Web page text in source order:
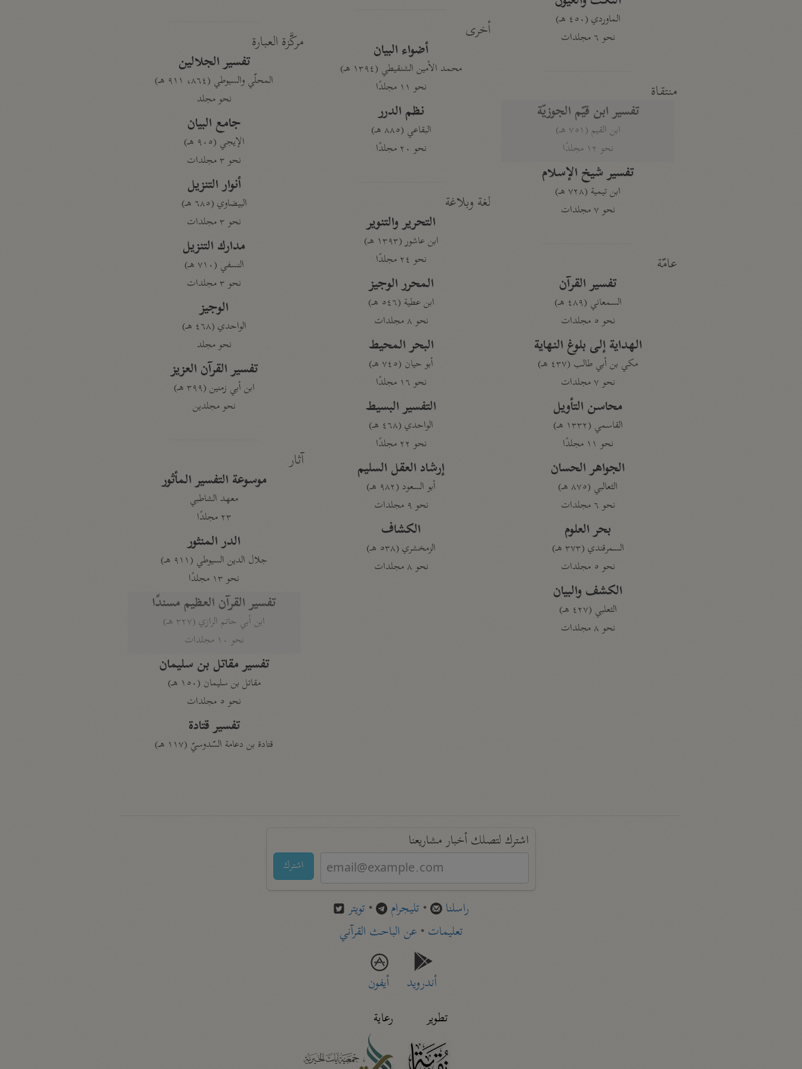
الماوردي (٤٥٠ هـ)
نحو ٦ مجلدات
منتقاة
تفسير ابن قيّم الجوزيّة
ابن القيم (٧٥١ هـ)
نحو ١٢ مجلدًا
تفسير شيخ الإسلام
ابن تيمية (٧٢٨ هـ)
نحو ٧ مجلدات
عامّة
تفسير القرآن
السمعاني (٤٨٩ هـ)
نحو ٥ مجلدات
الهداية إلى بلوغ النهاية
مكي بن أبي طالب (٤٣٧ هـ)
نحو ٧ مجلدات
محاسن التأويل
القاسمي (١٣٣٢ هـ)
نحو ١١ مجلدًا
الجواهر الحسان
الثعالبي (٨٧٥ هـ)
نحو ٦ مجلدات
بحر العلوم
السمرقندي (٣٧٣ هـ)
نحو ٥ مجلدات
الكشف والبيان
الثعلبي (٤٢٧ هـ)
نحو ٨ مجلدات
أخرى
أضواء البيان
محمد الأمين الشنقيطي (١٣٩٤ هـ)
نحو ١١ مجلدًا
نظم الدرر
البقاعي (٨٨٥ هـ)
نحو ٢٠ مجلدًا
لغة وبلاغة
التحرير والتنوير
ابن عاشور (١٣٩٣ هـ)
نحو ٢٤ مجلدًا
المحرر الوجيز
ابن عطية (٥٤٦ هـ)
نحو ٨ مجلدات
البحر المحيط
أبو حيان (٧٤٥ هـ)
نحو ١٦ مجلدًا
التفسير البسيط
الواحدي (٤٦٨ هـ)
نحو ٢٢ مجلدًا
إرشاد العقل السليم
أبو السعود (٩٨٢ هـ)
نحو ٩ مجلدات
الكشاف
الزمخشري (٥٣٨ هـ)
نحو ٨ مجلدات
مركَّزة العبارة
تفسير الجلالين
المحلّي والسيوطي (٨٦٤، ٩١١ هـ)
نحو مجلد
جامع البيان
الإيجي (٩٠٥ هـ)
نحو ٣ مجلدات
أنوار التنزيل
البيضاوي (٦٨٥ هـ)
نحو ٣ مجلدات
مدارك التنزيل
النسفي (٧١٠ هـ)
نحو ٣ مجلدات
الوجيز
الواحدي (٤٦٨ هـ)
نحو مجلد
تفسير القرآن العزيز
ابن أبي زمنين (٣٩٩ هـ)
نحو مجلدين
آثار
موسوعة التفسير المأثور
معهد الشاطبي
٢٣ مجلدًا
الدر المنثور
جلال الدين السيوطي (٩١١ هـ)
نحو ١٣ مجلدًا
تفسير القرآن العظيم مسندًا
ابن أبي حاتم الرازي (٣٢٧ هـ)
نحو ١٠ مجلدات
تفسير مقاتل بن سليمان
مقاتل بن سليمان (١٥٠ هـ)
نحو ٥ مجلدات
تفسير قتادة
قتادة بن دعامة السّدوسيّ (١١٧ هـ)
اشترك لتصلك أخبار مشاريعنا
اشترك
راسلنا • تليجرام • تويتر
تعليمات• عن الباحث القرآني
أندرويد
أيفون
تطوير
رعاية